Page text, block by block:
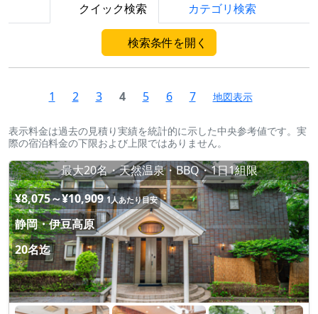
クイック検索 カテゴリ検索
検索条件を開く
1 2 3 4 5 6 7 地図表示
表示料金は過去の見積り実績を統計的に示した中央参考値です。実
際の宿泊料金の下限および上限ではありません。
最大20名・天然温泉・BBQ・1日1組限
¥8,075～¥10,909 1人あたり目安
静岡・伊豆高原
20名迄